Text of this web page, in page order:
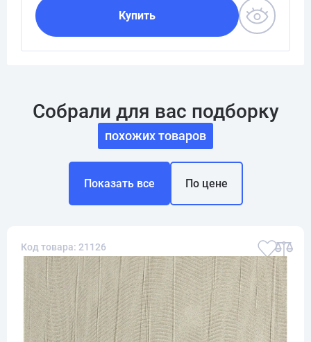
Купить
Собрали для вас подборку
похожих товаров
Показать все По цене
Код товара: 21126